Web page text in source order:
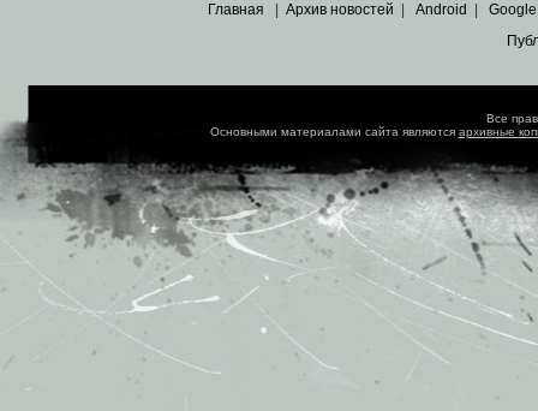
Главная Архив новостей Android Google
Все
Основными материалами сайта являются архивные